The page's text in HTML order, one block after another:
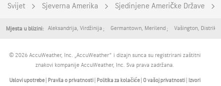
Svijet Sjeverna Amerika Sjedinjene Američke Države
Mjesta u blizini: Aleksandrija, Virdžinija Germantown, Merilend Vašington, Distrikt
© 2026 AccuWeather, Inc. „AccuWeather” i dizajn sunca su registrirani zaštitni
znakovi kompanije AccuWeather, Inc. Sva prava zadržana.
Uslovi upotrebe Pravila o privatnosti Politika za kolačiće O vašoj privatnosti|
Izvori